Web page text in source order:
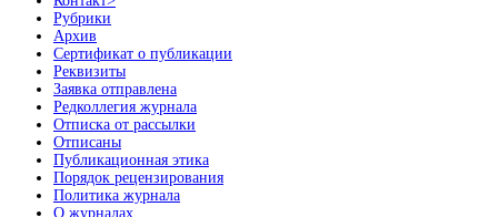
Рубрики
Архив
Сертификат о публикации
Реквизиты
Заявка отправлена
Редколлегия журнала
Отписка от рассылки
Отписаны
Публикационная этика
Порядок рецензирования
Политика журнала
О журналах